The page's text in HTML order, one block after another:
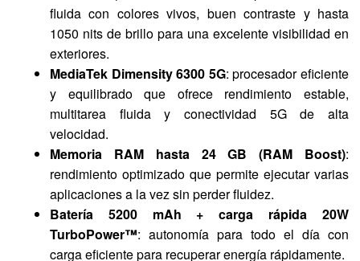
fluida con colores vivos, buen contraste y hasta
1050 nits de brillo para una excelente visibilidad en
exteriores.
MediaTek Dimensity 6300 5G: procesador eficiente
y equilibrado que ofrece rendimiento estable,
multitarea fluida y conectividad 5G de alta
velocidad.
Memoria RAM hasta 24 GB (RAM Boost):
rendimiento optimizado que permite ejecutar varias
aplicaciones a la vez sin perder fluidez.
Batería 5200 mAh + carga rápida 20W
TurboPower™: autonomía para todo el día con
carga eficiente para recuperar energía rápidamente.